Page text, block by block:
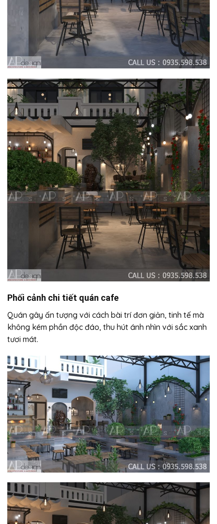
Phối cảnh chi tiết quán cafe
Quán gây ấn tượng với cách bài trí đơn giản, tinh tế mà
không kém phần độc đáo, thu hút ánh nhìn với sắc xanh
tươi mát.